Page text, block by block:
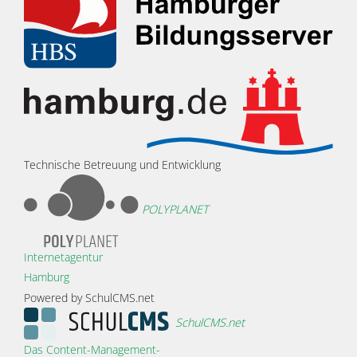
Technische Betreuung und Entwicklung
POLYPLANET
Internetagentur
Hamburg
Powered by SchulCMS.net
SchulCMS.net
Das Content-Management-